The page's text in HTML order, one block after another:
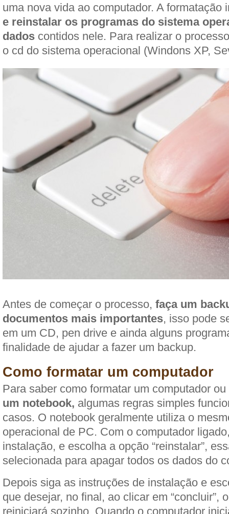
uma nova vida ao computador. A formatação
e reinstalar os programas do sistema
dados contidos nele. Para realizar o
o cd do sistema operacional (Windons XP,
Antes de começar o processo, faça um
documentos mais importantes, isso pode
em um CD, pen drive e ainda alguns
finalidade de ajudar a fazer um backup.
Como formatar um computador
Para saber como formatar um computador ou
um notebook, algumas regras simples
casos. O notebook geralmente utiliza o
operacional de PC. Com o computador
instalação, e escolha a opção “reinstalar”,
selecionada para apagar todos os dados do
Depois siga as instruções de instalação e
que desejar, no final, ao clicar em “concluir”,
reiniciará sozinho. Quando o computador